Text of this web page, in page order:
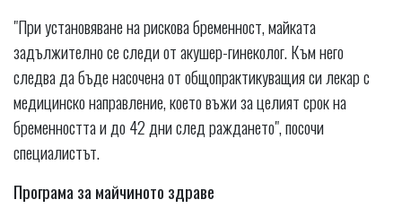
"При установяване на рискова бременност, майката
задължително се следи от акушер-гинеколог. Към него
следва да бъде насочена от общопрактикуващия си лекар с
медицинско направление, което въжи за целият срок на
бременността и до 42 дни след раждането", посочи
специалистът.
Програма за майчиното здраве